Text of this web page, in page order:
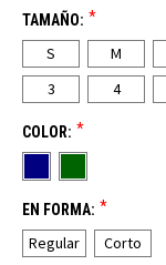
TAMAÑO: *
S M
3
4
COLOR: *
EN FORMA: *
Regular Corto